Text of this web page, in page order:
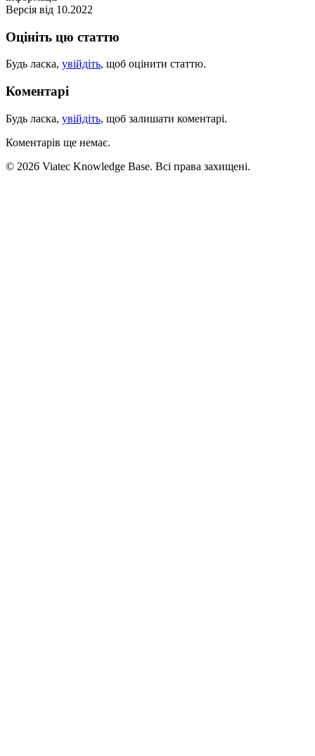
Версія від 10.2022
Оцініть цю статтю
Будь ласка, увійдіть, щоб оцінити статтю.
Коментарі
Будь ласка, увійдіть, щоб залишати коментарі.
Коментарів ще немає.
© 2026 Viatec Knowledge Base. Всі права захищені.